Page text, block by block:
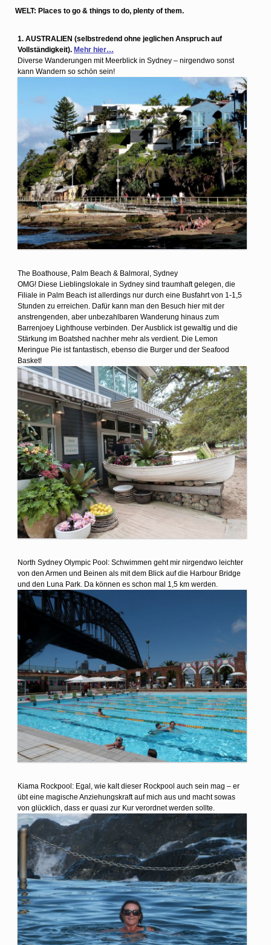
WELT: Places to go & things to do, plenty of them.
1. AUSTRALIEN (selbstredend ohne jeglichen Anspruch auf
Vollständigkeit). Mehr hier…
Diverse Wanderungen mit Meerblick in Sydney – nirgendwo sonst
kann Wandern so schön sein!
The Boathouse, Palm Beach & Balmoral, Sydney
OMG! Diese Lieblingslokale in Sydney sind traumhaft gelegen, die
Filiale in Palm Beach ist allerdings nur durch eine Busfahrt von 1-1,5
Stunden zu erreichen. Dafür kann man den Besuch hier mit der
anstrengenden, aber unbezahlbaren Wanderung hinaus zum
Barrenjoey Lighthouse verbinden. Der Ausblick ist gewaltig und die
Stärkung im Boatshed nachher mehr als verdient. Die Lemon
Meringue Pie ist fantastisch, ebenso die Burger und der Seafood
Basket!
North Sydney Olympic Pool: Schwimmen geht mir nirgendwo leichter
von den Armen und Beinen als mit dem Blick auf die Harbour Bridge
und den Luna Park. Da können es schon mal 1,5 km werden.
Kiama Rockpool: Egal, wie kalt dieser Rockpool auch sein mag – er
übt eine magische Anziehungskraft auf mich aus und macht sowas
von glücklich, dass er quasi zur Kur verordnet werden sollte.